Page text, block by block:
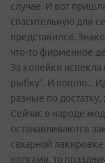
случае. И вот
спасительную для
представился.
что-то фирменное
За копейки
рыбку”. И пошло...
разные по
Сейчас в народе
останавливаются
сахарной
нотками, то